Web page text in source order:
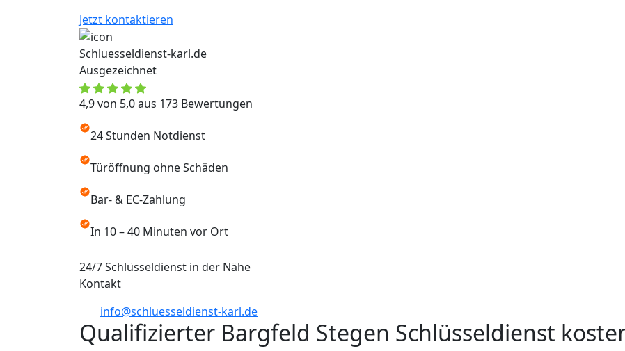
Jetzt kontaktieren
Schluesseldienst-karl.de
Ausgezeichnet
4,9 von 5,0 aus 173 Bewertungen
24 Stunden Notdienst
Türöffnung ohne Schäden
Bar- & EC-Zahlung
In 10 – 40 Minuten vor Ort
24/7 Schlüsseldienst in der Nähe
Kontakt
info@schluesseldienst-karl.de
Qualifizierter Bargfeld Stegen Schlüsseldienst